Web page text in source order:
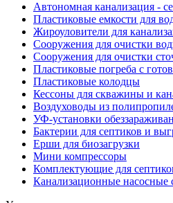
Автономная канализация -
Пластиковые емкости для
Жироуловители для
Сооружения для очистки
Сооружения для очистки
Пластиковые погреба с
Пластиковые колодцы
Кессоны для скважины и
Воздуховоды из
УФ-установки
Бактерии для септиков и
Ерши для биозагрузки
Мини компрессоры
Комплектующие для
Канализационные